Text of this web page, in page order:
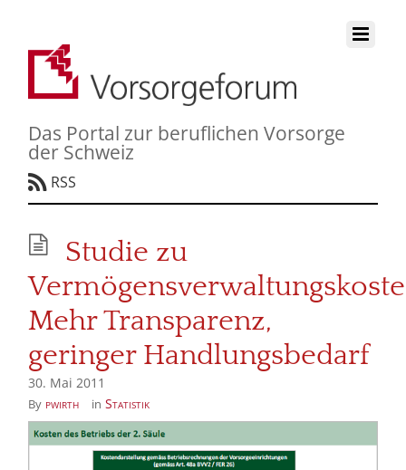
Das Portal zur beruflichen Vorsorge
der Schweiz
RSS
Studie zu
Mehr Transparenz,
geringer Handlungsbedarf
30. Mai 2011
By pwirth in Statistik